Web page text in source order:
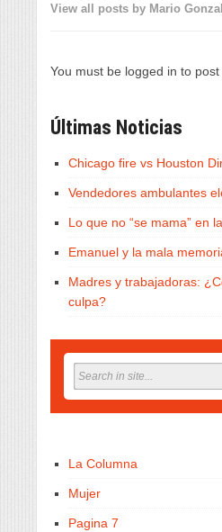
View all posts by Mario
You must be logged in to
Últimas Noticias
Chicago fire vs Houston
Vendedores ambulantes
Lo que no “se mama” en
Emanuel y la mala
Madres y trabajadoras:
culpa?
La Columna
Mujer
Pagina 7